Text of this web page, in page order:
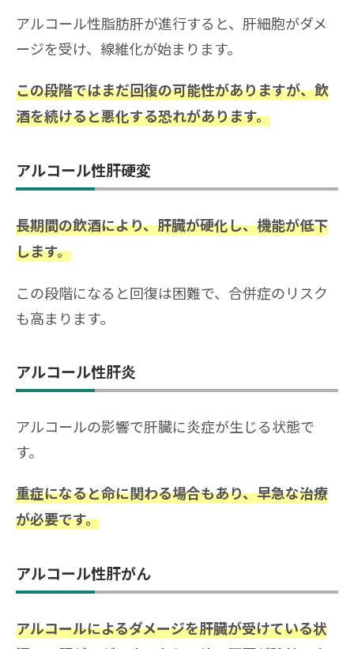
アルコール性脂肪肝が進行すると、肝細胞がダメ
ージを受け、線維化が始まります。
この段階ではまだ回復の可能性がありますが、飲
酒を続けると悪化する恐れがあります。
アルコール性肝硬変
長期間の飲酒により、肝臓が硬化し、機能が低下
します。
この段階になると回復は困難で、合併症のリスク
も高まります。
アルコール性肝炎
アルコールの影響で肝臓に炎症が生じる状態で
す。
重症になると命に関わる場合もあり、早急な治療
が必要です。
アルコール性肝がん
アルコールによるダメージを肝臓が受けている状